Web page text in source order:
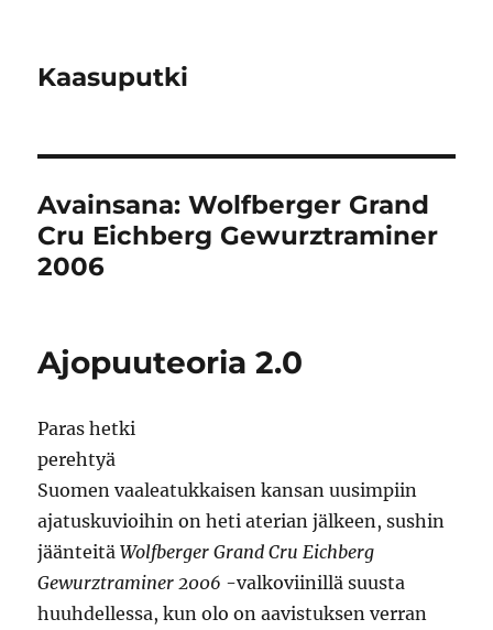
Kaasuputki
Avainsana:Wolfberger Grand
Cru Eichberg Gewurztraminer
2006
Ajopuuteoria 2.0
Paras hetki
perehtyä
Suomen vaaleatukkaisen kansan uusimpiin
ajatuskuvioihin on heti aterian jälkeen, sushin
jäänteitäWolfberger Grand Cru Eichberg
Gewurztraminer 2006 -valkoviinillä suusta
huuhdellessa, kun olo on aavistuksen verran